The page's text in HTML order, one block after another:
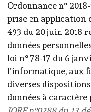
Ordonnance n°
prise en application
493 du 20 juin 2018
données
loi n° 78-17 du 6
l’informatique, aux
diverses
données à caractère